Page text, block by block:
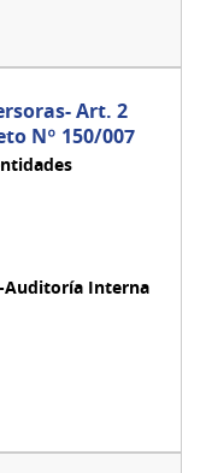
Art. 2
Nº 150/007
Auditoría Interna